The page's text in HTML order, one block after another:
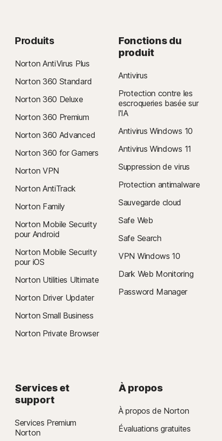
Produits
Norton AntiVirus Plus
Norton 360 Standard
Norton 360 Deluxe
Norton 360 Premium
Norton 360 Advanced
Norton 360 for Gamers
Norton VPN
Norton AntiTrack
Norton Family
Norton Mobile Security
pour Android
Norton Mobile Security
pour iOS
Norton Utilities Ultimate
Norton Driver Updater
Norton Small Business
Norton Private Browser
Fonctions du
produit
Antivirus
Protection contre les
escroqueries basée sur
l'IA
Antivirus Windows 10
Antivirus Windows 11
Suppression de virus
Protection antimalware
Sauvegarde cloud
Safe Web
Safe Search
VPN Windows 10
Dark Web Monitoring
Password Manager
Services et
support
Services Premium
Norton
À propos
À propos de Norton
Évaluations gratuites